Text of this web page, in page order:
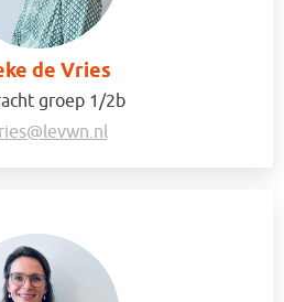
de Vries
groep 1/2b